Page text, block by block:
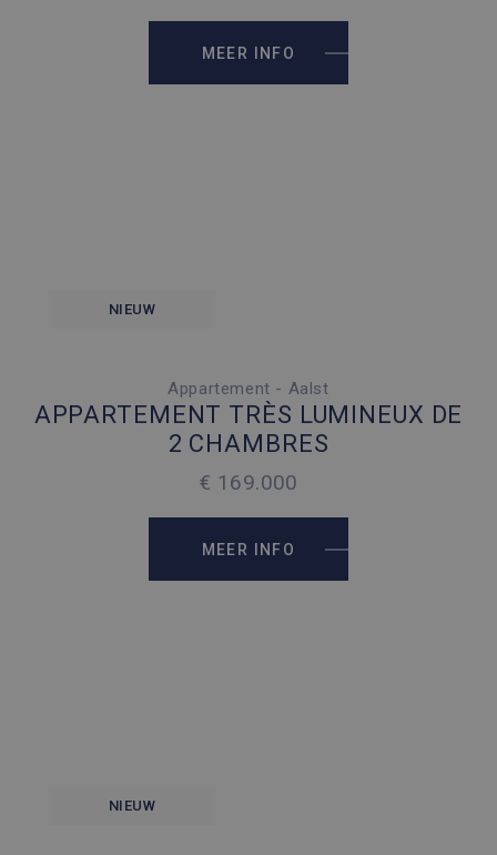
512 M2
MEER INFO
NIEUW
2 SLAAPKAMERS
50 PARKEERPLAATSEN
63 M2
Appartement - Aalst
APPARTEMENT TRÈS LUMINEUX DE
2 CHAMBRES
€ 169.000
MEER INFO
NIEUW